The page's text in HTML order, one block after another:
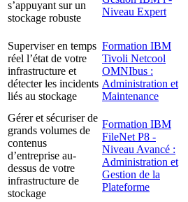
s’appuyant sur un
stockage robuste
Niveau Expert
Superviser en temps
réel l’état de votre
infrastructure et
détecter les incidents
liés au stockage
Formation IBM
Tivoli Netcool
OMNIbus :
Administration et
Maintenance
Gérer et sécuriser de
grands volumes de
contenus
d’entreprise au-
dessus de votre
infrastructure de
stockage
Formation IBM
FileNet P8 -
Niveau Avancé :
Administration et
Gestion de la
Plateforme